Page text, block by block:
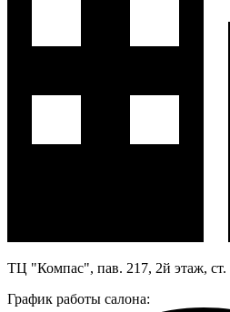
ТЦ "Компас", пав. 217, 2й этаж,
График работы салона: